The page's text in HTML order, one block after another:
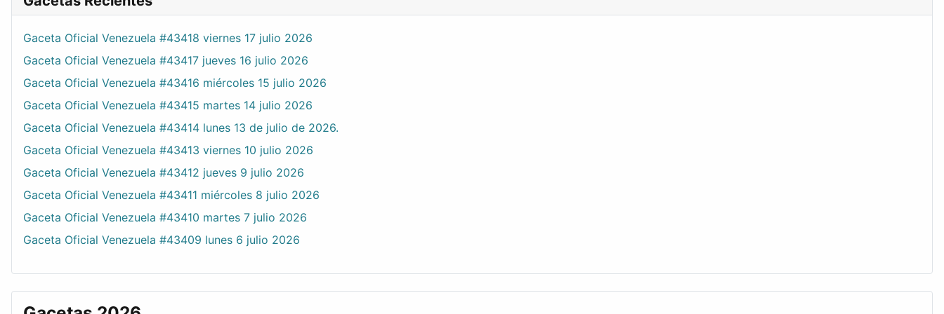
Gaceta Oficial Venezuela #43418 viernes 17 julio 2026
Gaceta Oficial Venezuela #43417 jueves 16 julio 2026
Gaceta Oficial Venezuela #43416 miércoles 15 julio 2026
Gaceta Oficial Venezuela #43415 martes 14 julio 2026
Gaceta Oficial Venezuela #43414 lunes 13 de julio de 2026.
Gaceta Oficial Venezuela #43413 viernes 10 julio 2026
Gaceta Oficial Venezuela #43412 jueves 9 julio 2026
Gaceta Oficial Venezuela #43411 miércoles 8 julio 2026
Gaceta Oficial Venezuela #43410 martes 7 julio 2026
Gaceta Oficial Venezuela #43409 lunes 6 julio 2026